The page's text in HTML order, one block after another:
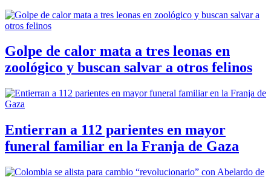
Golpe de calor mata a tres leonas en
zoológico y buscan salvar a otros felinos
Entierran a 112 parientes en mayor
funeral familiar en la Franja de Gaza